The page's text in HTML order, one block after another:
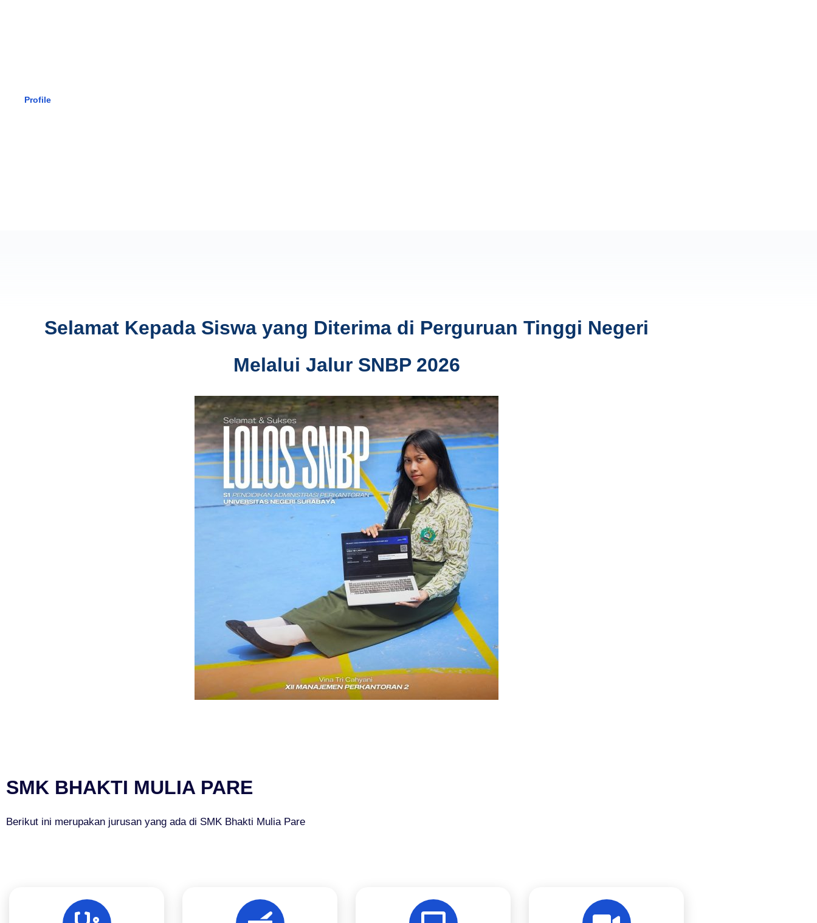
Profile
Selamat Kepada Siswa yang Diterima di Perguruan Tinggi Negeri
Melalui Jalur SNBP 2026
SMK BHAKTI MULIA PARE
Berikut ini merupakan jurusan yang ada di SMK Bhakti Mulia Pare